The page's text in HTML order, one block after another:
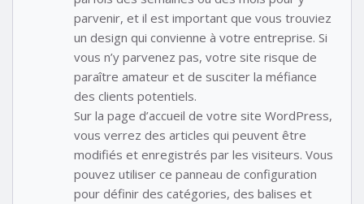
parvenir, et il est important que vous trouviez
un design qui convienne à votre entreprise. Si
vous n’y parvenez pas, votre site risque de
paraître amateur et de susciter la méfiance
des clients potentiels.
Sur la page d’accueil de votre site WordPress,
vous verrez des articles qui peuvent être
modifiés et enregistrés par les visiteurs. Vous
pouvez utiliser ce panneau de configuration
pour définir des catégories, des balises et